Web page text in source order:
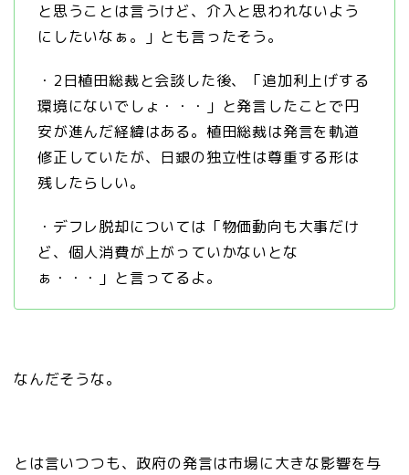
と思うことは言うけど、介入と思われないよう
にしたいなぁ。」とも言ったそう。
・2日植田総裁と会談した後、「追加利上げする
環境にないでしょ・・・」と発言したことで円
安が進んだ経緯はある。植田総裁は発言を軌道
修正していたが、日銀の独立性は尊重する形は
残したらしい。
・デフレ脱却については「物価動向も大事だけ
ど、個人消費が上がっていかないとな
ぁ・・・」と言ってるよ。
なんだそうな。
とは言いつつも、政府の発言は市場に大きな影響を与